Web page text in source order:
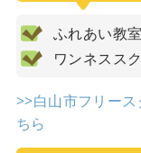
ふれあい教室
ワンネスス
>>白山市フリー
ちら